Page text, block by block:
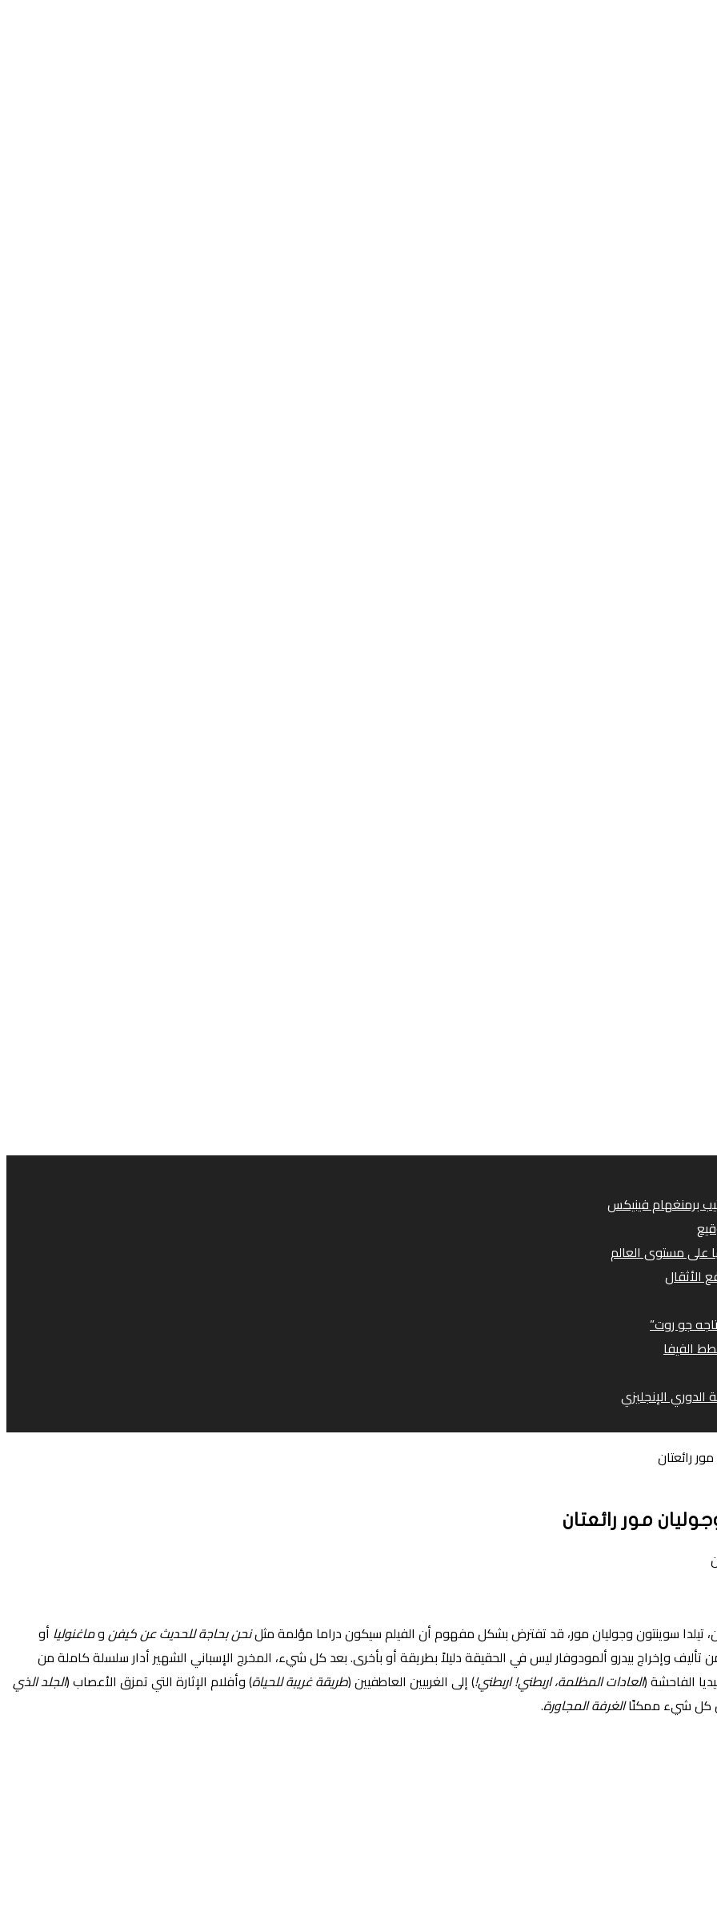
على مستوى العالم
جو روت”
الفيفا
الإنجليزي
رائعتان
مور رائعتان
تيلدا سوينتون وجوليان مور، قد تفترض بشكل مفهوم أن الفيلم سيكون دراما مؤلمة مثلنحن بحاجة للحديث عن كيفنوماغنوليا أو
تأليف وإخراج بيدرو ألمودوفار ليس في الحقيقة دليلاً بطريقة أو بأخرى. بعد كل شيء، المخرج الإسباني الشهير أدار سلسلة كاملة من
​​الفاحشة (العادات المظلمة، اربطني! اربطني!) إلى الغربيين العاطفيين (طريقة غريبة للحياة) وأفلام الإثارة التي تمزق الأعصاب (الجلد الذي
كل شيء ممكنًاالغرفة المجاورة.